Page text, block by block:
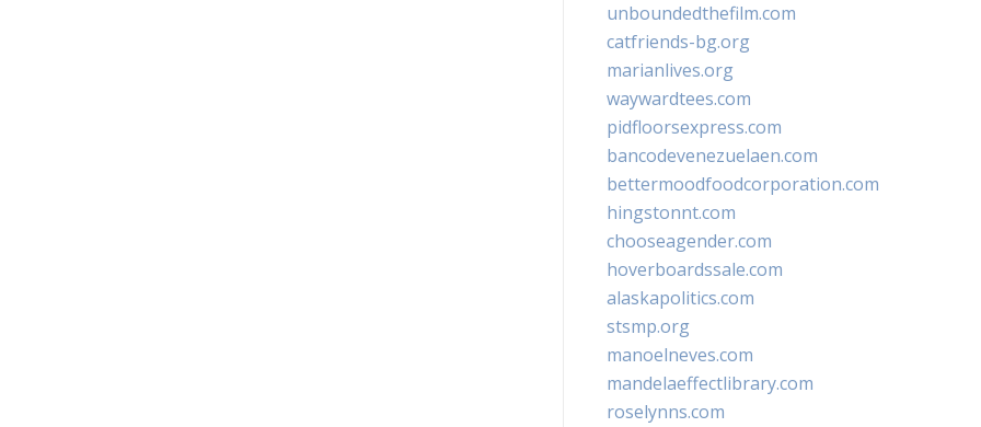
unboundedthefilm.com
catfriends-bg.org
marianlives.org
waywardtees.com
pidfloorsexpress.com
bancodevenezuelaen.com
bettermoodfoodcorporation.com
hingstonnt.com
chooseagender.com
hoverboardssale.com
alaskapolitics.com
stsmp.org
manoelneves.com
mandelaeffectlibrary.com
roselynns.com